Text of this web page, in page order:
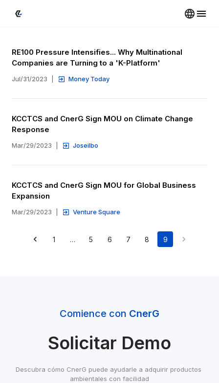
RE100 Pressure Intensifies... Why Multinational
Companies are Turning to a 'K-Platform'
Jul/31/2023 Money Today
KCCTCS and CnerG Sign MOU on Climate Change
Response
Mar/29/2023 Joseilbo
KCCTCS and CnerG Sign MOU for Global Business
Expansion
Mar/29/2023 Venture Square
1 … 5 6 7 8 9
Comience con CnerG
Solicitar Demo
Descubra cómo CnerG puede ayudarle a adquirir productos
ambientales con facilidad